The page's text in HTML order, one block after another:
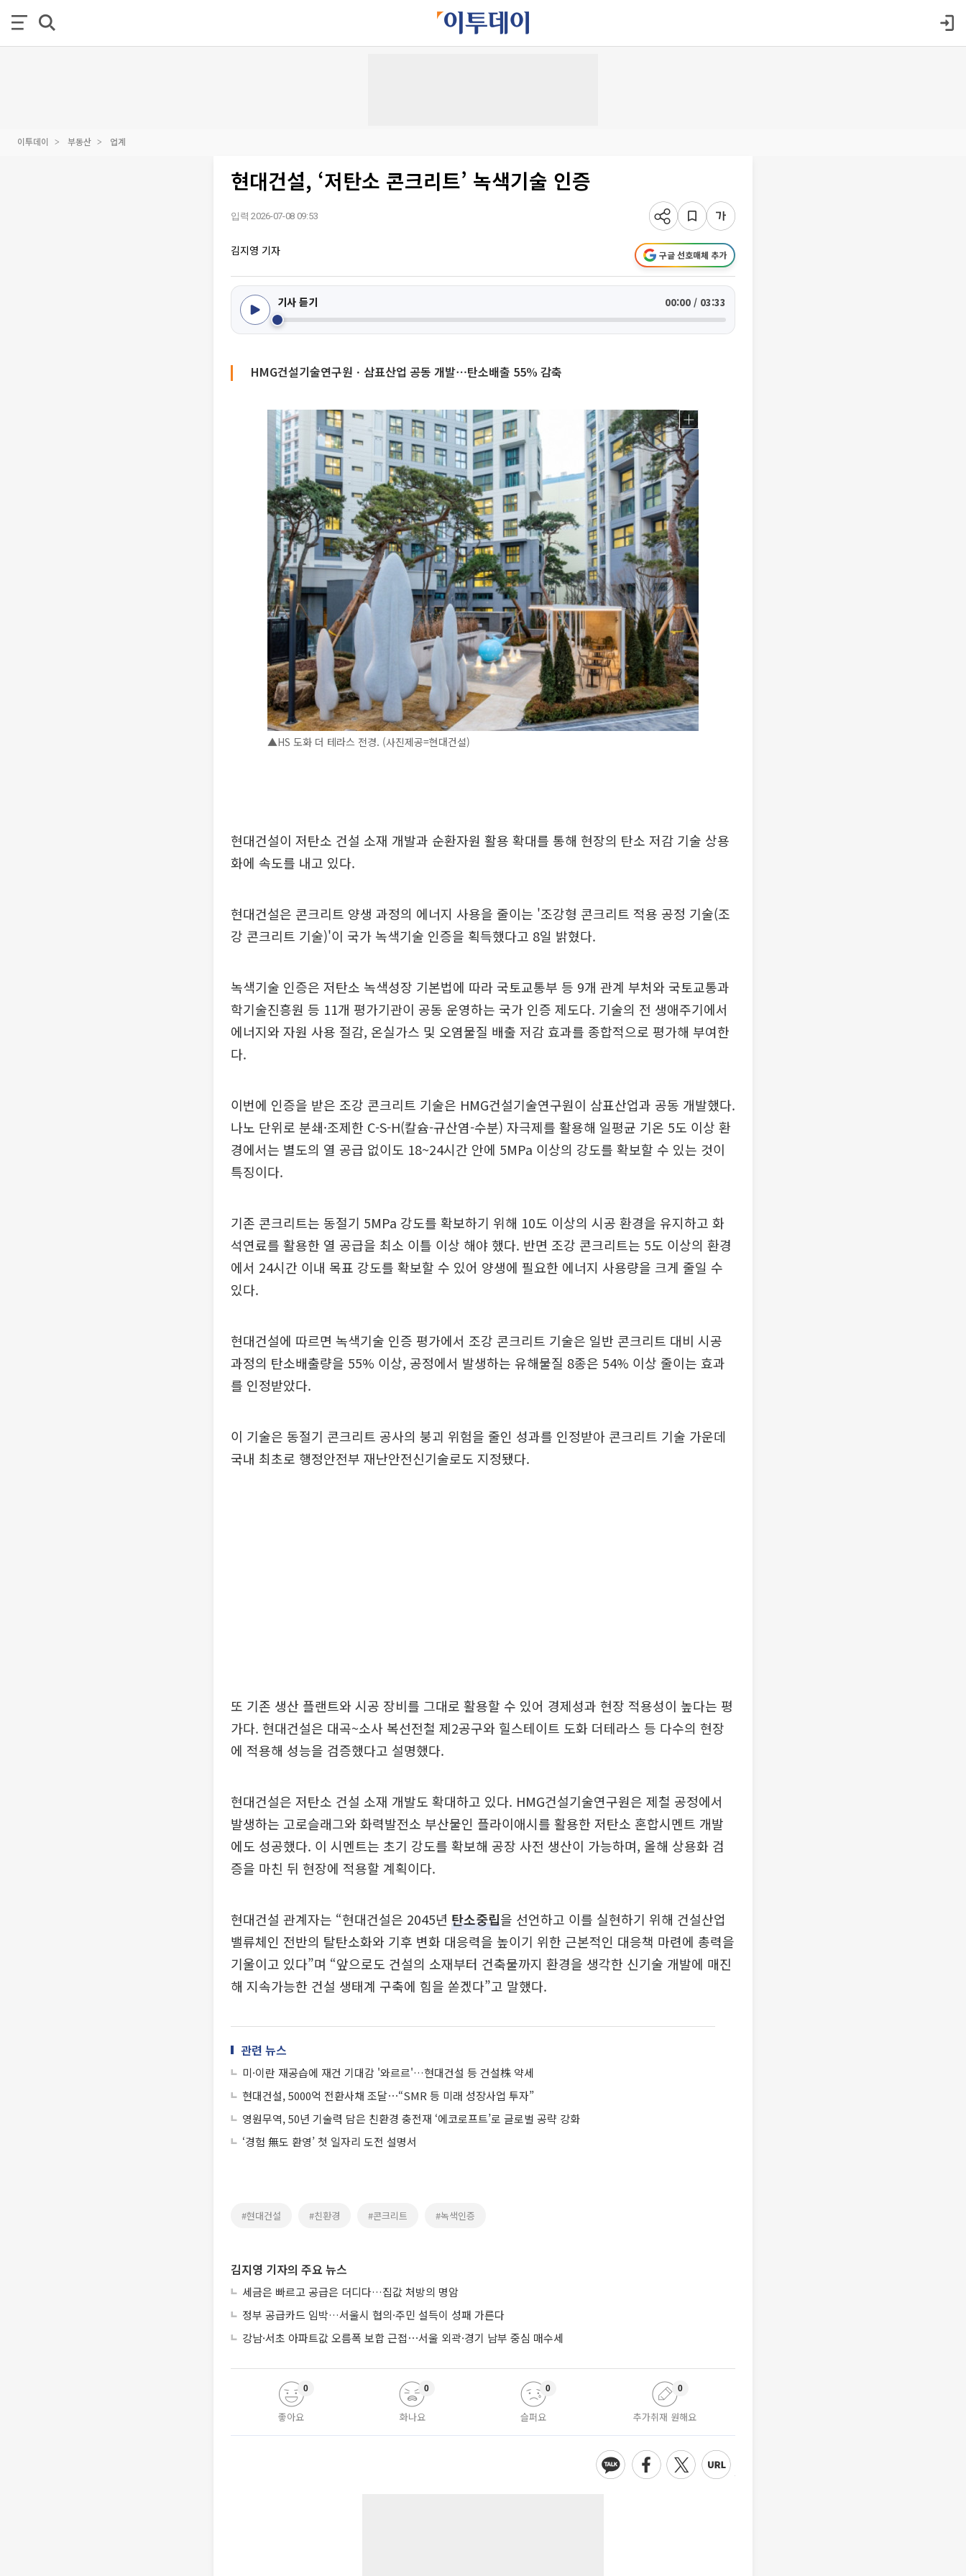
이투데이 부동산 업계
현대건설, ‘저탄소 콘크리트’ 녹색기술 인증
입력 2026-07-08 09:53
김지영 기자 구글 선호매체 추가
기사 듣기 00:00 / 03:33
HMG건설기술연구원ㆍ삼표산업 공동 개발⋯탄소배출 55% 감축
▲HS 도화 더 테라스 전경. (사진제공=현대건설)
현대건설이 저탄소 건설 소재 개발과 순환자원 활용 확대를 통해 현장의 탄소 저감 기술 상용
화에 속도를 내고 있다.
현대건설은 콘크리트 양생 과정의 에너지 사용을 줄이는 '조강형 콘크리트 적용 공정 기술(조
강 콘크리트 기술)'이 국가 녹색기술 인증을 획득했다고 8일 밝혔다.
녹색기술 인증은 저탄소 녹색성장 기본법에 따라 국토교통부 등 9개 관계 부처와 국토교통과
학기술진흥원 등 11개 평가기관이 공동 운영하는 국가 인증 제도다. 기술의 전 생애주기에서
에너지와 자원 사용 절감, 온실가스 및 오염물질 배출 저감 효과를 종합적으로 평가해 부여한
다.
이번에 인증을 받은 조강 콘크리트 기술은 HMG건설기술연구원이 삼표산업과 공동 개발했다.
나노 단위로 분쇄·조제한 C-S-H(칼슘-규산염-수분) 자극제를 활용해 일평균 기온 5도 이상 환
경에서는 별도의 열 공급 없이도 18~24시간 안에 5MPa 이상의 강도를 확보할 수 있는 것이
특징이다.
기존 콘크리트는 동절기 5MPa 강도를 확보하기 위해 10도 이상의 시공 환경을 유지하고 화
석연료를 활용한 열 공급을 최소 이틀 이상 해야 했다. 반면 조강 콘크리트는 5도 이상의 환경
에서 24시간 이내 목표 강도를 확보할 수 있어 양생에 필요한 에너지 사용량을 크게 줄일 수
있다.
현대건설에 따르면 녹색기술 인증 평가에서 조강 콘크리트 기술은 일반 콘크리트 대비 시공
과정의 탄소배출량을 55% 이상, 공정에서 발생하는 유해물질 8종은 54% 이상 줄이는 효과
를 인정받았다.
이 기술은 동절기 콘크리트 공사의 붕괴 위험을 줄인 성과를 인정받아 콘크리트 기술 가운데
국내 최초로 행정안전부 재난안전신기술로도 지정됐다.
또 기존 생산 플랜트와 시공 장비를 그대로 활용할 수 있어 경제성과 현장 적용성이 높다는 평
가다. 현대건설은 대곡~소사 복선전철 제2공구와 힐스테이트 도화 더테라스 등 다수의 현장
에 적용해 성능을 검증했다고 설명했다.
현대건설은 저탄소 건설 소재 개발도 확대하고 있다. HMG건설기술연구원은 제철 공정에서
발생하는 고로슬래그와 화력발전소 부산물인 플라이애시를 활용한 저탄소 혼합시멘트 개발
에도 성공했다. 이 시멘트는 초기 강도를 확보해 공장 사전 생산이 가능하며, 올해 상용화 검
증을 마친 뒤 현장에 적용할 계획이다.
현대건설 관계자는 “현대건설은 2045년 탄소중립을 선언하고 이를 실현하기 위해 건설산업
밸류체인 전반의 탈탄소화와 기후 변화 대응력을 높이기 위한 근본적인 대응책 마련에 총력을
기울이고 있다”며 “앞으로도 건설의 소재부터 건축물까지 환경을 생각한 신기술 개발에 매진
해 지속가능한 건설 생태계 구축에 힘을 쏟겠다”고 말했다.
관련 뉴스
미·이란 재공습에 재건 기대감 '와르르'…현대건설 등 건설株 약세
현대건설, 5000억 전환사채 조달⋯“SMR 등 미래 성장사업 투자”
영원무역, 50년 기술력 담은 친환경 충전재 ‘에코로프트’로 글로벌 공략 강화
‘경험 無도 환영’ 첫 일자리 도전 설명서
#현대건설 #친환경 #콘크리트 #녹색인증
김지영 기자의 주요 뉴스
세금은 빠르고 공급은 더디다…집값 처방의 명암
정부 공급카드 임박…서울시 협의·주민 설득이 성패 가른다
강남·서초 아파트값 오름폭 보합 근접⋯서울 외곽·경기 남부 중심 매수세
좋아요
0
화나요
0
슬퍼요
0
추가취재 원해요
0